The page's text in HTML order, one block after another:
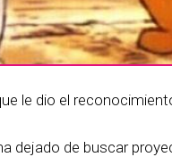
le dio el
dejado de buscar